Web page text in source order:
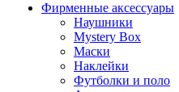
Фирменные аксессуары
Наушники
Mystery Box
Маски
Наклейки
Футболки и поло